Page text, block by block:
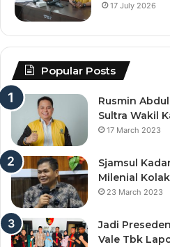
17 July 2026
Popular Posts
Rusmin
Sultra Wakil
17 March 2023
Sjamsul
Milenial
23 March 2023
Jadi
Vale Tbk